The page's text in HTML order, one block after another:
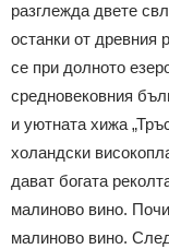
разглежда двете
останки от древния
се при долното
средновековния
и уютната хижа
холандски
дават богата
малиново вино.
малиново вино.